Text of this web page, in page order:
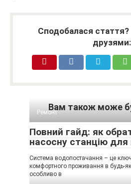
Сподобалася стаття?
друзями:
Вам також може
Ремонт
Повний гайд: як
насосну станцію
Система водопостачання – це
комфортного проживання в будь-
особливо в